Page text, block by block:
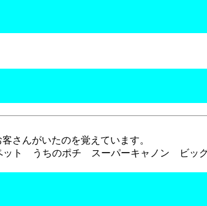
さんがいたのを覚えています。
ト うちのポチ スーパーキャノン ビッ